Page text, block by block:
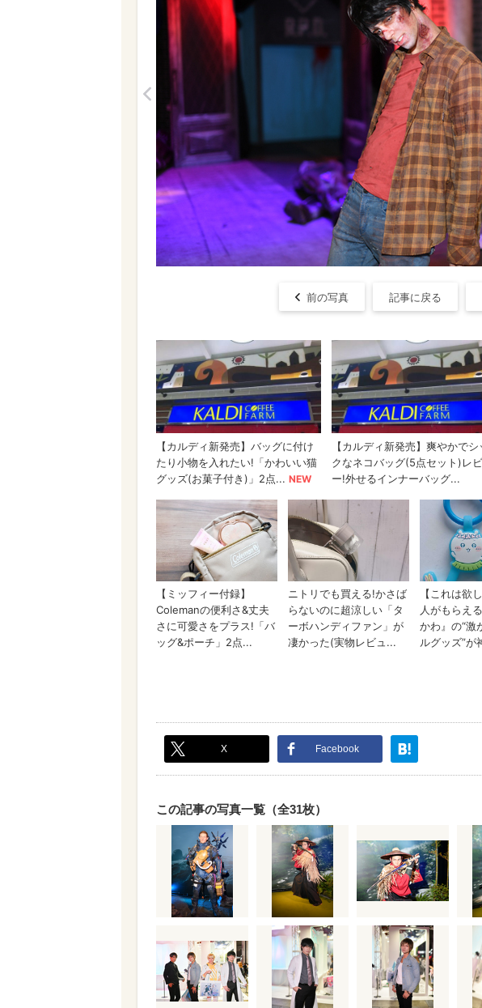
前の写真 記事に戻る
X Facebook
この記事の写真一覧（全31枚）